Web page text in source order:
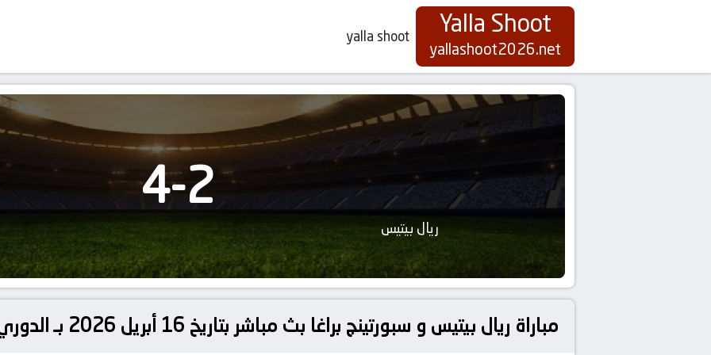
Yalla Shoot
yallashoot2026.net
yalla shoot
ريال بيتيس
2
-
4
مباراة ريال بيتيس و سبورتينج براغا بث مباشر بتاريخ 16 أبريل 2026 بـ الدوري الأوروبي – ربع النهائي